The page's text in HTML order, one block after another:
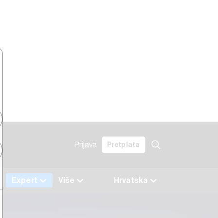
Prijava Pretplata
Hrvatska
Expert Više